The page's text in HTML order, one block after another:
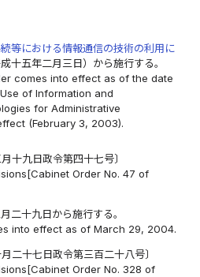
等における情報通信の技術の利用に
十五年二月三日）から施行する。
comes into effect as of the date
of Information and
for Administrative
(February 3, 2003).
十九日政令第四十七号〕
Order No. 47 of
二十九日から施行する。
into effect as of March 29, 2004.
二十七日政令第三百二十八号〕
Order No. 328 of